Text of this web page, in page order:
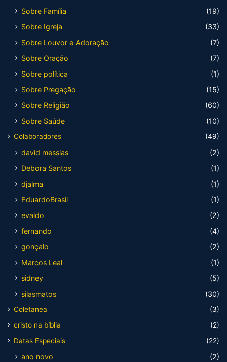
Sobre Família
(19)
Sobre Igreja
(33)
Sobre Louvor e Adoração
(7)
Sobre Oração
(7)
Sobre política
(1)
Sobre Pregação
(15)
Sobre Religião
(60)
Sobre Saúde
(10)
Colaboradores (49)
david messias
(2)
Debora Santos
(1)
djalma
(1)
EduardoBrasil
(1)
evaldo
(2)
fernando
(4)
gonçalo
(2)
Marcos Leal
(1)
sidney
(5)
silasmatos
(30)
Coletanea
(3)
cristo na bíblia
(2)
Datas Especiais
(22)
ano novo
(2)